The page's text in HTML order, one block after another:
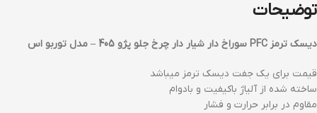
توضیحات
دیسک ترمز PFC سوراخ دار شیار دار چرخ جلو پژو 405 – مدل توربو اس
قیمت برای یک جفت دیسک ترمز میباشد
ساخته شده از آلیاژ باکیفیت و بادوام
مقاوم در برابر حرارت و فشار